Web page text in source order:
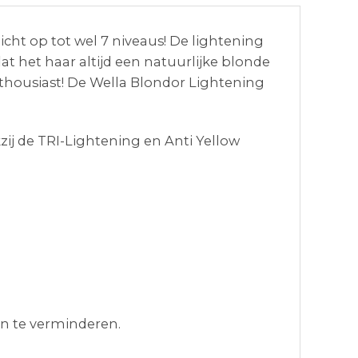
op tot wel 7 niveaus! De lightening
het haar altijd een natuurlijke blonde
De Wella Blondor Lightening
de TRI-Lightening en Anti Yellow
te verminderen.